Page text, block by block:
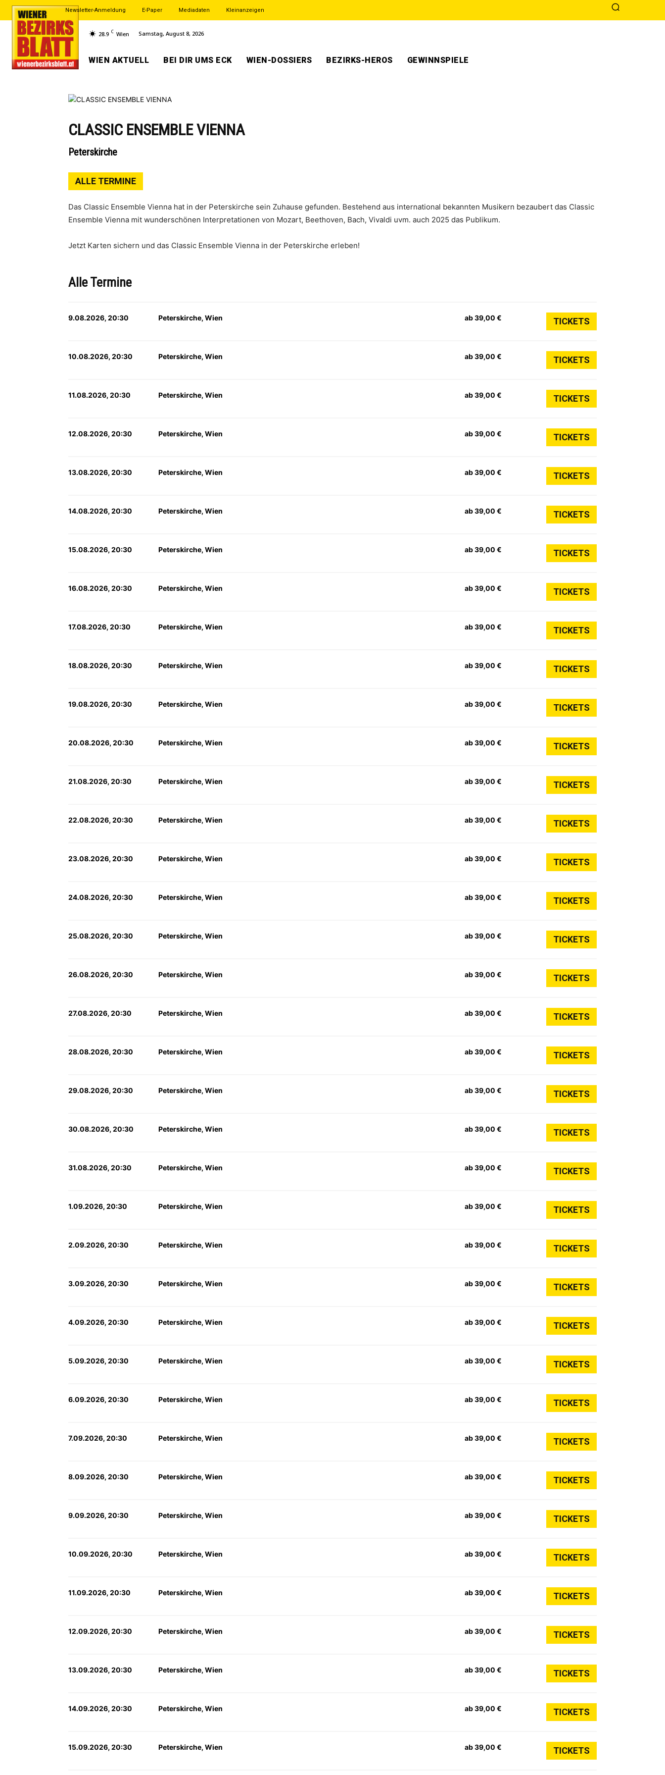
Newsletter-Anmeldung E-Paper Mediadaten Kleinanzeigen
28.9 C Wien Samstag, August 8, 2026
WIEN AKTUELL BEI DIR UMS ECK WIEN-DOSSIERS BEZIRKS-HEROS GEWINNSPIELE
CLASSIC ENSEMBLE VIENNA
Peterskirche
ALLE TERMINE
Das Classic Ensemble Vienna hat in der Peterskirche sein Zuhause gefunden. Bestehend aus international bekannten Musikern bezaubert das Classic
Ensemble Vienna mit wunderschönen Interpretationen von Mozart, Beethoven, Bach, Vivaldi uvm. auch 2025 das Publikum.
Jetzt Karten sichern und das Classic Ensemble Vienna in der Peterskirche erleben!
Alle Termine
9.08.2026, 20:30 Peterskirche, Wien ab 39,00 € TICKETS
10.08.2026, 20:30 Peterskirche, Wien ab 39,00 € TICKETS
11.08.2026, 20:30 Peterskirche, Wien ab 39,00 € TICKETS
12.08.2026, 20:30 Peterskirche, Wien ab 39,00 € TICKETS
13.08.2026, 20:30 Peterskirche, Wien ab 39,00 € TICKETS
14.08.2026, 20:30 Peterskirche, Wien ab 39,00 € TICKETS
15.08.2026, 20:30 Peterskirche, Wien ab 39,00 € TICKETS
16.08.2026, 20:30 Peterskirche, Wien ab 39,00 € TICKETS
17.08.2026, 20:30 Peterskirche, Wien ab 39,00 € TICKETS
18.08.2026, 20:30 Peterskirche, Wien ab 39,00 € TICKETS
19.08.2026, 20:30 Peterskirche, Wien ab 39,00 € TICKETS
20.08.2026, 20:30 Peterskirche, Wien ab 39,00 € TICKETS
21.08.2026, 20:30 Peterskirche, Wien ab 39,00 € TICKETS
22.08.2026, 20:30 Peterskirche, Wien ab 39,00 € TICKETS
23.08.2026, 20:30 Peterskirche, Wien ab 39,00 € TICKETS
24.08.2026, 20:30 Peterskirche, Wien ab 39,00 € TICKETS
25.08.2026, 20:30 Peterskirche, Wien ab 39,00 € TICKETS
26.08.2026, 20:30 Peterskirche, Wien ab 39,00 € TICKETS
27.08.2026, 20:30 Peterskirche, Wien ab 39,00 € TICKETS
28.08.2026, 20:30 Peterskirche, Wien ab 39,00 € TICKETS
29.08.2026, 20:30 Peterskirche, Wien ab 39,00 € TICKETS
30.08.2026, 20:30 Peterskirche, Wien ab 39,00 € TICKETS
31.08.2026, 20:30 Peterskirche, Wien ab 39,00 € TICKETS
1.09.2026, 20:30 Peterskirche, Wien ab 39,00 € TICKETS
2.09.2026, 20:30 Peterskirche, Wien ab 39,00 € TICKETS
3.09.2026, 20:30 Peterskirche, Wien ab 39,00 € TICKETS
4.09.2026, 20:30 Peterskirche, Wien ab 39,00 € TICKETS
5.09.2026, 20:30 Peterskirche, Wien ab 39,00 € TICKETS
6.09.2026, 20:30 Peterskirche, Wien ab 39,00 € TICKETS
7.09.2026, 20:30 Peterskirche, Wien ab 39,00 € TICKETS
8.09.2026, 20:30 Peterskirche, Wien ab 39,00 € TICKETS
9.09.2026, 20:30 Peterskirche, Wien ab 39,00 € TICKETS
10.09.2026, 20:30 Peterskirche, Wien ab 39,00 € TICKETS
11.09.2026, 20:30 Peterskirche, Wien ab 39,00 € TICKETS
12.09.2026, 20:30 Peterskirche, Wien ab 39,00 € TICKETS
13.09.2026, 20:30 Peterskirche, Wien ab 39,00 € TICKETS
14.09.2026, 20:30 Peterskirche, Wien ab 39,00 € TICKETS
15.09.2026, 20:30 Peterskirche, Wien ab 39,00 € TICKETS